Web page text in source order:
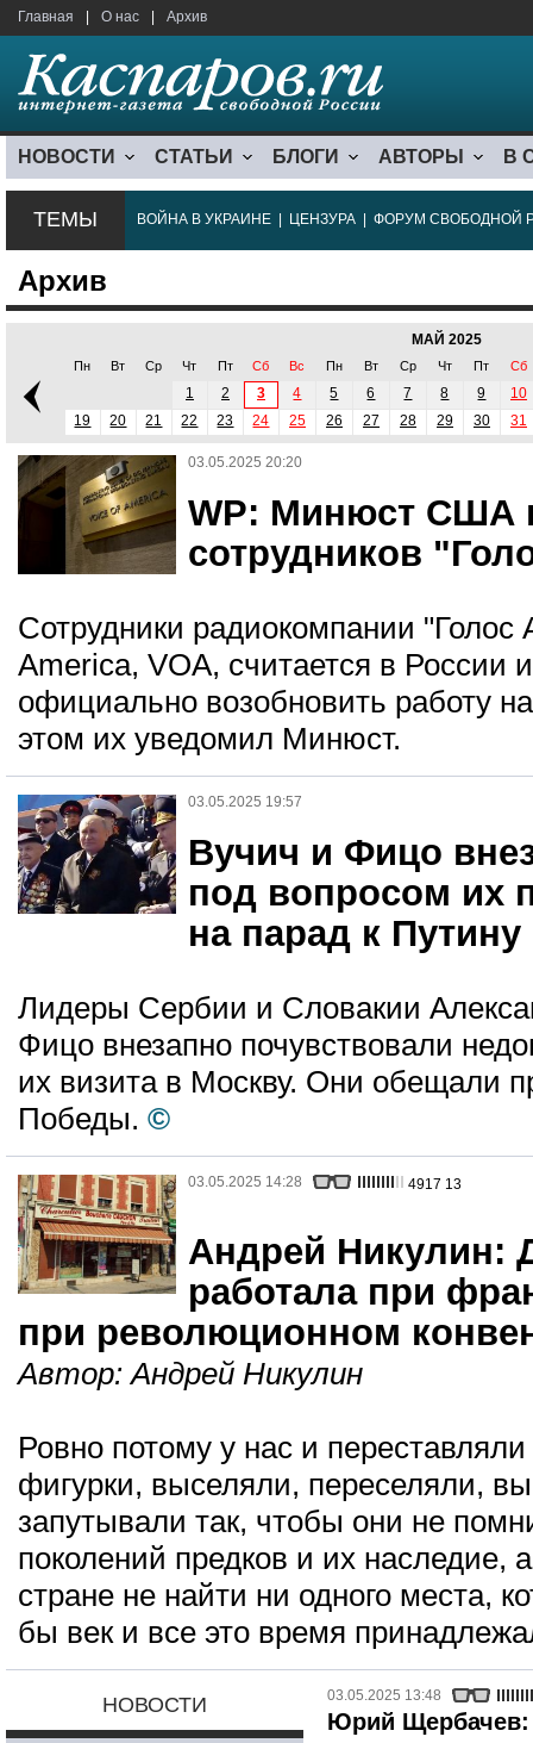
Главная О нас Архив
НОВОСТИ СТАТЬИ БЛОГИ АВТОРЫ В
ТЕМЫ ВОЙНА В УКРАИНЕ ЦЕНЗУРА ФОРУМ СВОБОДНОЙ
Архив
МАЙ 2025
Пн Вт Ср Чт Пт Сб Вс Пн Вт Ср Чт Пт Сб
1 2 3 4 5 6 7 8 9
10
19
20 21 22 23 24 25 26 27 28 29 30 31
03.05.2025 20:20
WP: Минюст США
сотрудников
Сотрудники радиокомпании "Голос
America, VOA, считается в России
официально возобновить работу
этом их уведомил Минюст.
03.05.2025 19:57
Вучич и Фицо
под вопросом их
на парад к Путину
Лидеры Сербии и Словакии
Фицо внезапно почувствовали
их визита в Москву. Они обещали
Победы. ©
03.05.2025 14:28 4917 13
Андрей Никулин:
работала при
при революционном
Автор:Андрей Никулин
Ровно потому у нас и
фигурки, выселяли, переселяли,
запутывали так, чтобы они не
поколений предков и их наследие,
стране не найти ни одного места,
бы век и все это время
НОВОСТИ 03.05.2025 13:48
Юрий